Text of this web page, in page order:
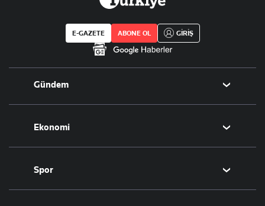
E-GAZETE ABONE OL GİRİŞ
Gündem
Politika
Eğitim
Ekonomi
Borsa
Altın
Döviz
Spor
Futbol